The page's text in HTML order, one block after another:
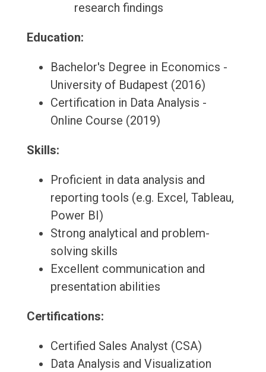
research findings
Education:
Bachelor's Degree in Economics -
University of Budapest (2016)
Certification in Data Analysis -
Online Course (2019)
Skills:
Proficient in data analysis and
reporting tools (e.g. Excel, Tableau,
Power BI)
Strong analytical and problem-
solving skills
Excellent communication and
presentation abilities
Certifications:
Certified Sales Analyst (CSA)
Data Analysis and Visualization